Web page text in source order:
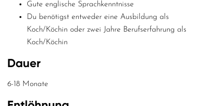
Gute englische Sprachkenntnisse
Du benötigst entweder eine Ausbildung als
Koch/Köchin oder zwei Jahre Berufserfahrung als
Koch/Köchin
Dauer
6-18 Monate